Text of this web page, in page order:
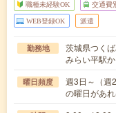
職種未経験OK 交通費
WEB登録OK 派遣
勤務地
茨城県つく
みらい平駅
曜日頻度
週3日～（週
の曜日があ